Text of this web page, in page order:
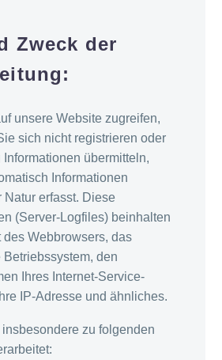
Zweck der
unsere Website zugreifen,
sich nicht registrieren oder
übermitteln,
Informationen
Natur erfasst. Diese
(Server-Logfiles) beinhalten
des Webbrowsers, das
den
Ihres Internet-Service-
IP-Adresse und ähnliches.
zu folgenden